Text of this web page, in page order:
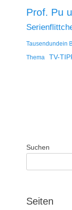
Prof. Pu
Tausendundein
Thema TV-
Suchen
Seiten